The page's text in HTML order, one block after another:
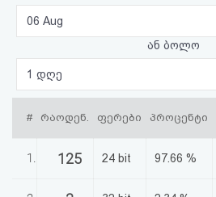
ავტორიზაცია
რეგისტრაცია
აღდგენა
06 Aug
ან ბოლო
1 დღე
# რაოდენ. ფერები პროცენტი
1. 125 24 bit 97.66 %